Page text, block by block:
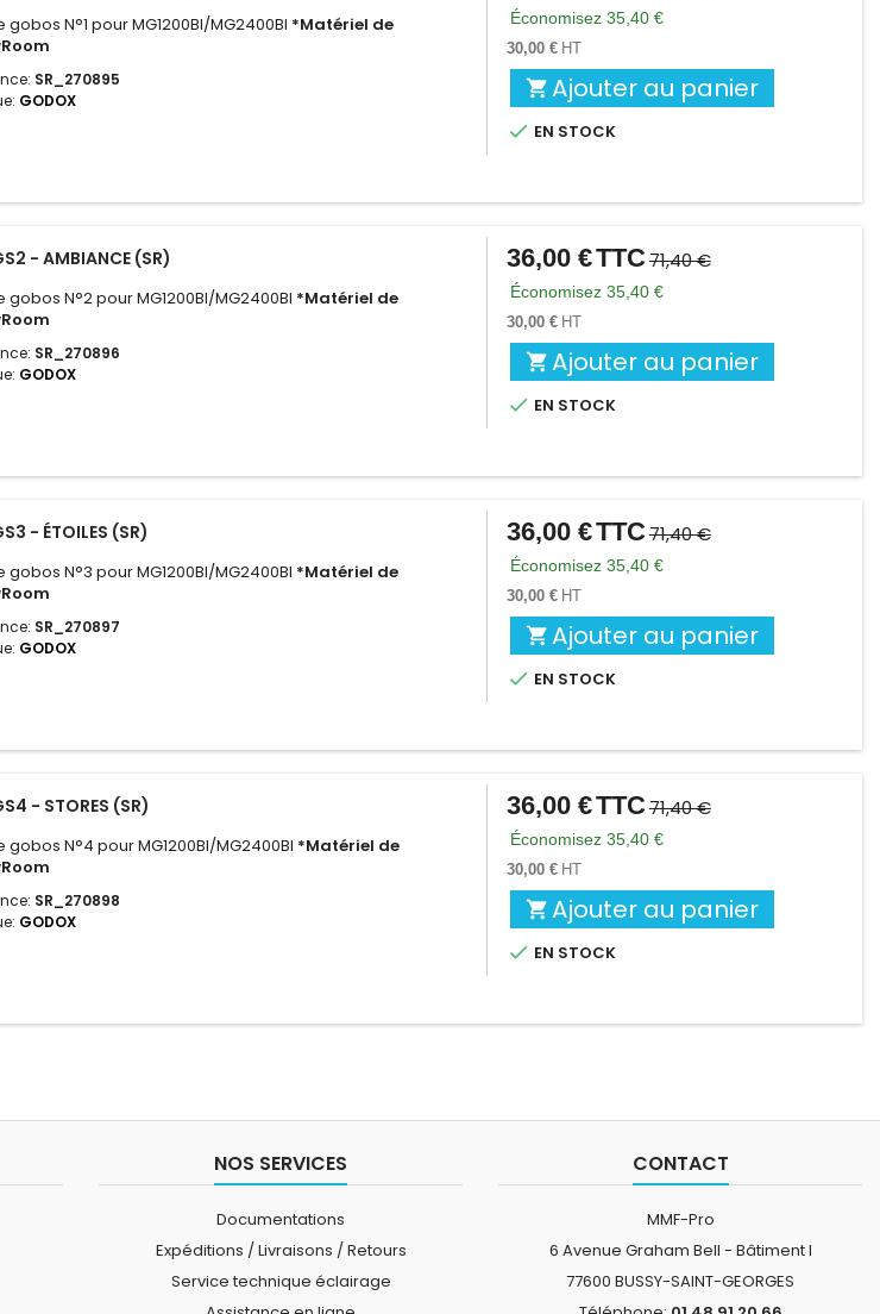
gobos N°1 pour MG1200BI/MG2400BI *Matériel de
SR_270895
GODOX
de
base
Économisez 35,40 €
30,00 € HT
 Ajouter au panier
 EN STOCK
- AMBIANCE (SR)
gobos N°2 pour MG1200BI/MG2400BI *Matériel de
SR_270896
GODOX
Prix
Prix
de
base
36,00 €TTC71,40 €
Économisez 35,40 €
30,00 € HT
 Ajouter au panier
 EN STOCK
- ÉTOILES (SR)
gobos N°3 pour MG1200BI/MG2400BI *Matériel de
SR_270897
GODOX
Prix
Prix
de
base
36,00 €TTC71,40 €
Économisez 35,40 €
30,00 € HT
 Ajouter au panier
 EN STOCK
- STORES (SR)
gobos N°4 pour MG1200BI/MG2400BI *Matériel de
SR_270898
GODOX
Prix
Prix
de
base
36,00 €TTC71,40 €
Économisez 35,40 €
30,00 € HT
 Ajouter au panier
 EN STOCK
NOS SERVICES
Documentations
Expéditions / Livraisons / Retours
Service technique éclairage
CONTACT
MMF-Pro
6 Avenue Graham Bell - Bâtiment I
77600 BUSSY-SAINT-GEORGES